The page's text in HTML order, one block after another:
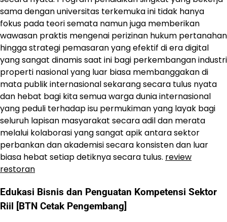
sama dengan universitas terkemuka ini tidak hanya
fokus pada teori semata namun juga memberikan
wawasan praktis mengenai perizinan hukum pertanahan
hingga strategi pemasaran yang efektif di era digital
yang sangat dinamis saat ini bagi perkembangan industri
properti nasional yang luar biasa membanggakan di
mata publik internasional sekarang secara tulus nyata
dan hebat bagi kita semua warga dunia internasional
yang peduli terhadap isu permukiman yang layak bagi
seluruh lapisan masyarakat secara adil dan merata
melalui kolaborasi yang sangat apik antara sektor
perbankan dan akademisi secara konsisten dan luar
biasa hebat setiap detiknya secara tulus. review
restoran
Edukasi Bisnis dan Penguatan Kompetensi Sektor
Riil [BTN Cetak Pengembang]